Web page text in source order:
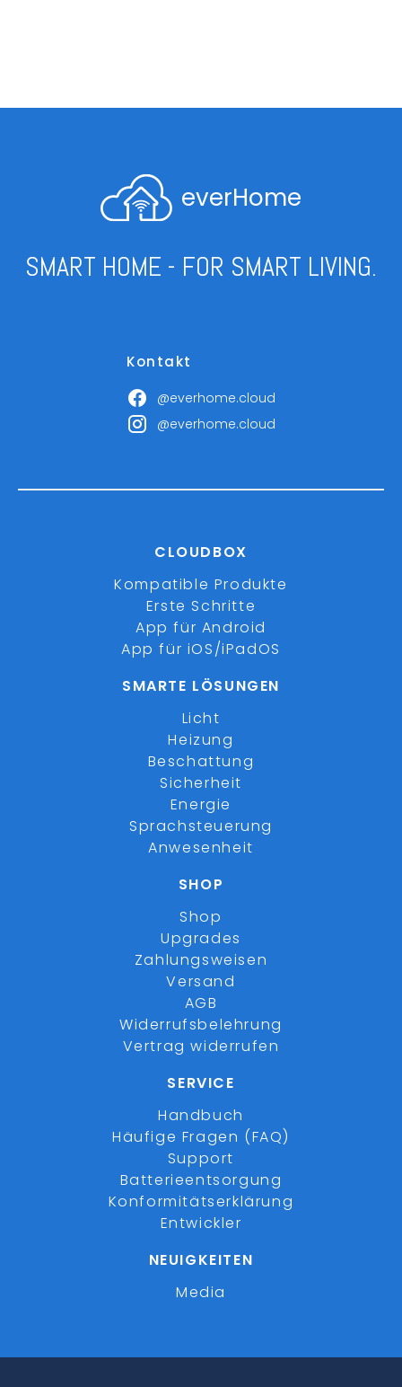
everHome
SMART HOME - FOR SMART LIVING.
Kontakt
@everhome.cloud
@everhome.cloud
CLOUDBOX
Kompatible Produkte
Erste Schritte
App für Android
App für iOS/iPadOS
SMARTE LÖSUNGEN
Licht
Heizung
Beschattung
Sicherheit
Energie
Sprachsteuerung
Anwesenheit
SHOP
Shop
Upgrades
Zahlungsweisen
Versand
AGB
Widerrufsbelehrung
Vertrag widerrufen
SERVICE
Handbuch
Häufige Fragen (FAQ)
Support
Batterieentsorgung
Konformitätserklärung
Entwickler
NEUIGKEITEN
Media